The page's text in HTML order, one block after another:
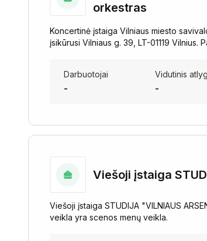
orkestras
Koncertinė įstaiga Vilniaus miesto
įsikūrusi Vilniaus g. 39, LT-01119
Darbuotojai
-
Vidutinis
-
Viešoji įstaiga
Viešoji įstaiga STUDIJA "VILNIAUS
veikla yra scenos menų veikla.